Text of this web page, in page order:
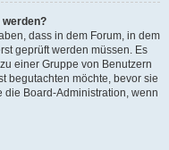
dass in dem Forum, in dem
geprüft werden müssen. Es
einer Gruppe von Benutzern
begutachten möchte, bevor sie
die Board-Administration, wenn